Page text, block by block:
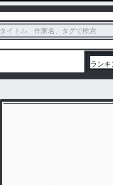
タイトル、作家名、タグで検索
ランキ